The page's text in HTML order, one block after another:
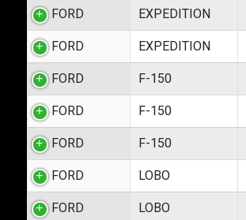
FORD EXPEDITION
FORD EXPEDITION
FORD F-150
FORD F-150
FORD F-150
FORD LOBO
FORD LOBO